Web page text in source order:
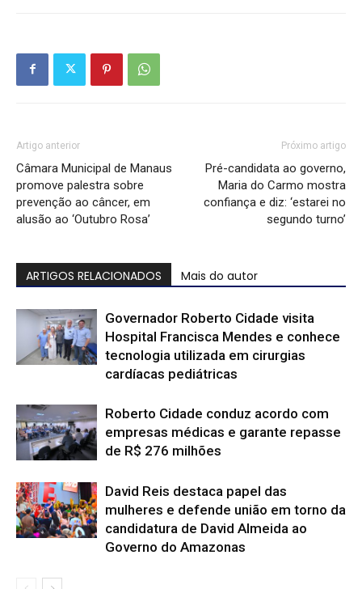
Artigo anterior
Câmara Municipal de Manaus
promove palestra sobre
prevenção ao câncer, em
alusão ao ‘Outubro Rosa’
Próximo artigo
Pré-candidata ao governo,
Maria do Carmo mostra
confiança e diz: ‘estarei no
segundo turno’
ARTIGOS RELACIONADOS Mais do autor
Governador Roberto Cidade visita
Hospital Francisca Mendes e conhece
tecnologia utilizada em cirurgias
cardíacas pediátricas
Roberto Cidade conduz acordo com
empresas médicas e garante repasse
de R$ 276 milhões
David Reis destaca papel das
mulheres e defende união em torno da
candidatura de David Almeida ao
Governo do Amazonas